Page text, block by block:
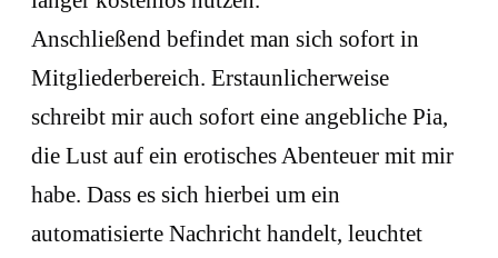
Anschließend befindet man sich sofort in
Mitgliederbereich. Erstaunlicherweise
schreibt mir auch sofort eine angebliche Pia,
die Lust auf ein erotisches Abenteuer mit mir
habe. Dass es sich hierbei um ein
automatisierte Nachricht handelt, leuchtet